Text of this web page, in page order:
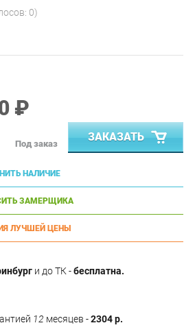
0)
₽
Под заказ
ЗАКАЗАТЬ
НАЛИЧИЕ
ЗАМЕРЩИКА
ЛУЧШЕЙ ЦЕНЫ
и до ТК -бесплатна.
12 месяцев -2304 р.